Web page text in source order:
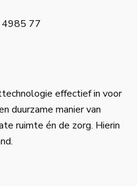
4985 77
effectief in voor
duurzame manier van
ruimte én de zorg. Hierin